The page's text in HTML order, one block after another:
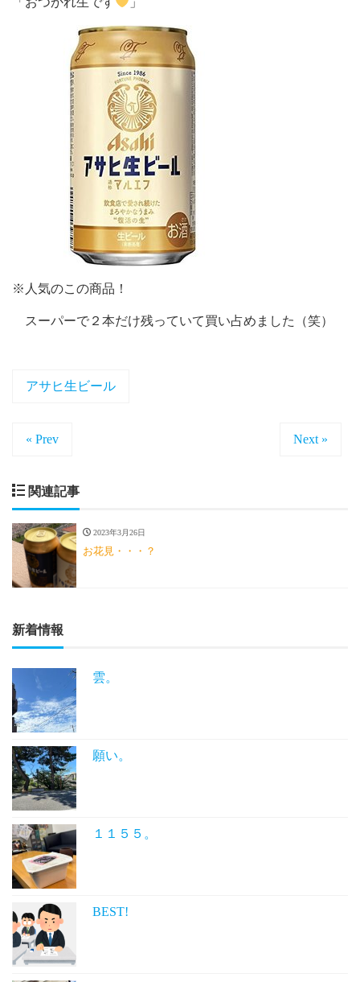
※人気のこの商品！
スーパーで２本だけ残っていて買い占めました（笑）
アサヒ生ビール
« Prev Next »
関連記事
2023年3月26日
お花見・・・？
新着情報
雲。
願い。
１１５５。
BEST!